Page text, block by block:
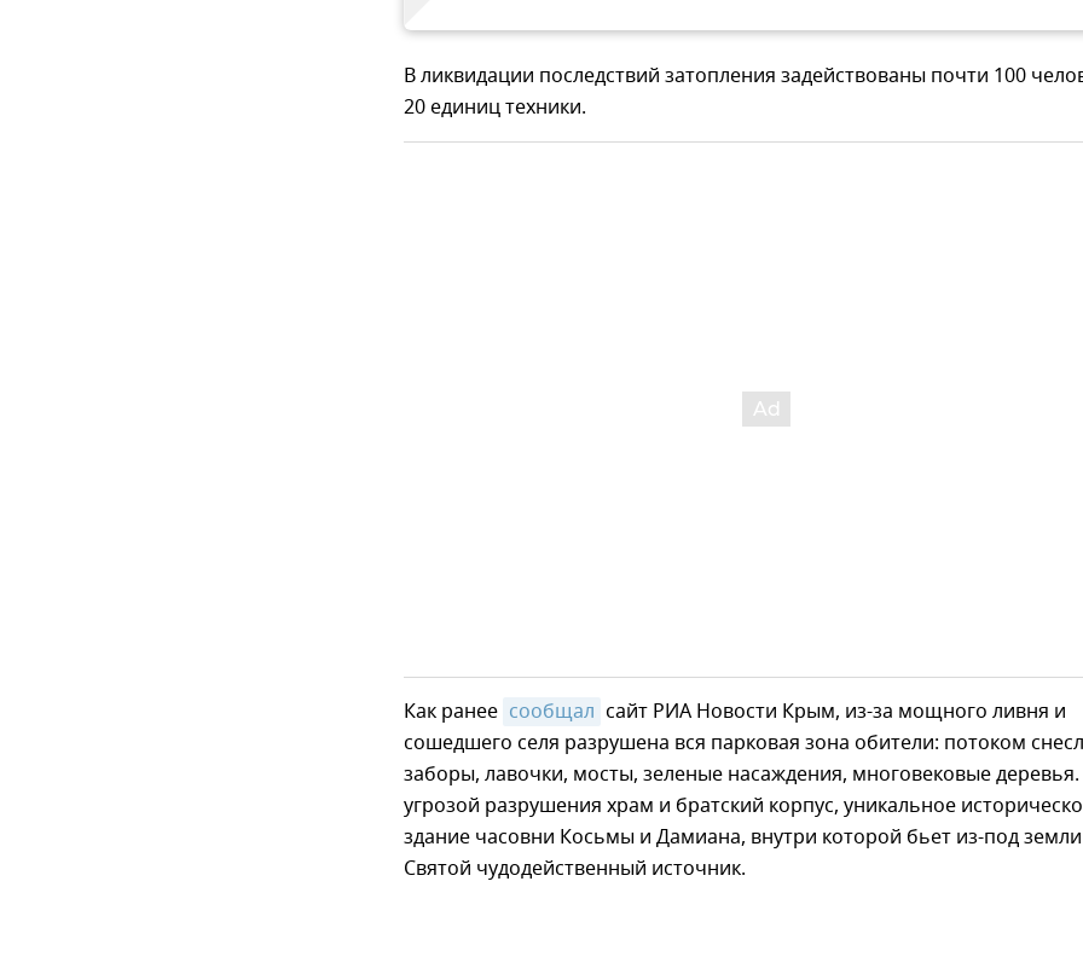
В ликвидации последствий затопления задействованы почти 100
20 единиц техники.
Как ранее сообщал сайт РИА Новости Крым, из-за мощного ливня и
сошедшего селя разрушена вся парковая зона обители: потоком
заборы, лавочки, мосты, зеленые насаждения, многовековые
угрозой разрушения храм и братский корпус, уникальное
здание часовни Косьмы и Дамиана, внутри которой бьет из-под земли
Святой чудодейственный источник.